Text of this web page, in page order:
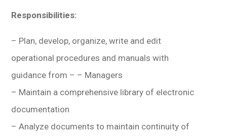
Responsibilities:
– Plan, develop, organize, write and edit
operational procedures and manuals with
guidance from – – Managers
– Maintain a comprehensive library of electronic
documentation
– Analyze documents to maintain continuity of